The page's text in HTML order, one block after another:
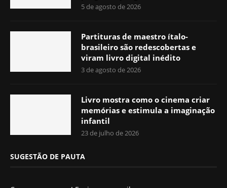
5 de agosto de 2026
Partituras de maestro ítalo-
brasileiro são redescobertas e
viram livro digital inédito
3 de agosto de 2026
Livro mostra como o cinema criar
memórias e estimula a imaginação
infantil
23 de julho de 2026
SUGESTÃO DE PAUTA